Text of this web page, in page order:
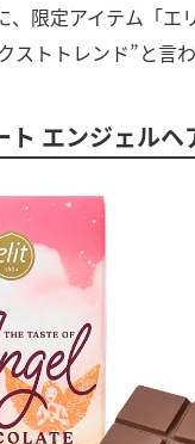
、限定アイテム「
トトレンド”と言
エンジェルヘ